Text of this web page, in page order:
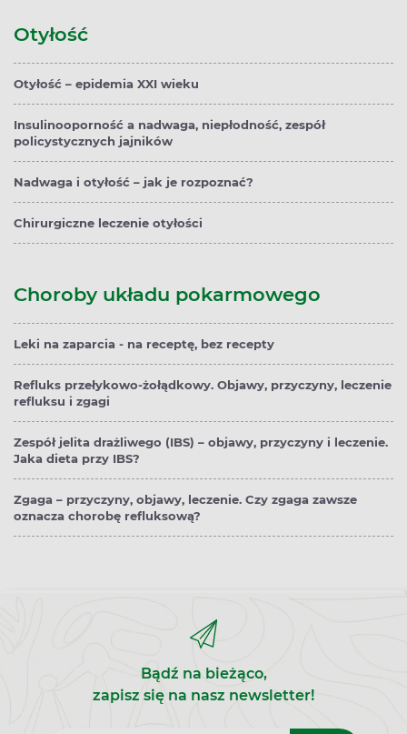
Otyłość
Otyłość – epidemia XXI wieku
Insulinooporność a nadwaga, niepłodność, zespół
policystycznych jajników
Nadwaga i otyłość – jak je rozpoznać?
Chirurgiczne leczenie otyłości
Choroby układu pokarmowego
Leki na zaparcia - na receptę, bez recepty
Refluks przełykowo-żołądkowy. Objawy, przyczyny, leczenie
refluksu i zgagi
Zespół jelita drażliwego (IBS) – objawy, przyczyny i leczenie.
Jaka dieta przy IBS?
Zgaga – przyczyny, objawy, leczenie. Czy zgaga zawsze
oznacza chorobę refluksową?
Bądź na bieżąco,
zapisz się na nasz newsletter!